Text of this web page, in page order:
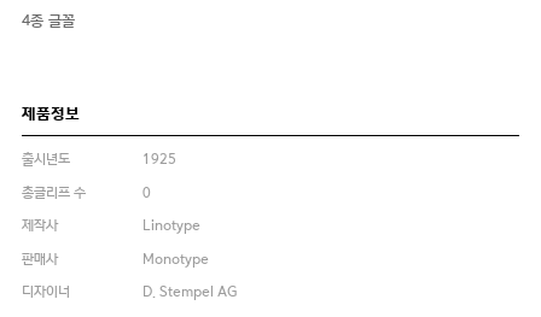
4종 글꼴
제품정보
출시년도
1925
총글리프 수
0
제작사
Linotype
판매사
Monotype
디자이너
D. Stempel AG